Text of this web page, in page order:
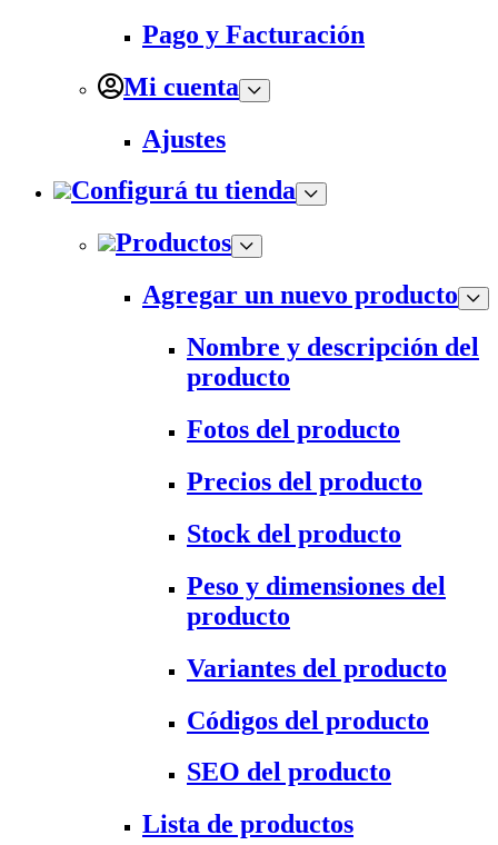
Pago y Facturación
Mi cuenta
Ajustes
Configurá tu tienda
Productos
Agregar un nuevo producto
Nombre y descripción del
producto
Fotos del producto
Precios del producto
Stock del producto
Peso y dimensiones del
producto
Variantes del producto
Códigos del producto
SEO del producto
Lista de productos